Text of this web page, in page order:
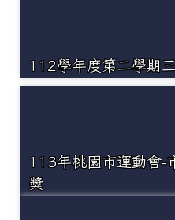
112學年度第二學期
113年桃園市運動會-
獎